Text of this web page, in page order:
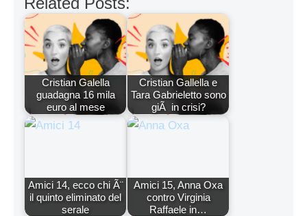
Cristian Galella
guadagna 16 mila
euro al mese
Cristian Gallella e
Tara Gabrieletto sono
giÃ in crisi?
Amici 14, ecco chi Ã¨
il quinto eliminato del
serale
Amici 15, Anna Oxa
contro Virginia
Raffaele in…